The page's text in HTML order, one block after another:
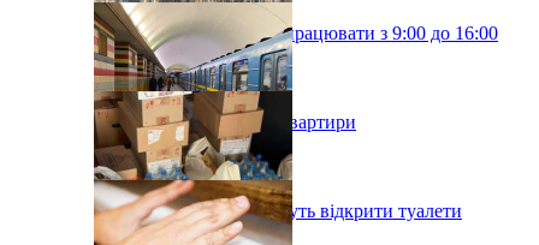
Київські школи будуть працювати з 9:00 до 16:00
У Києві подорожчали квартири
У київському метро хочуть відкрити туалети